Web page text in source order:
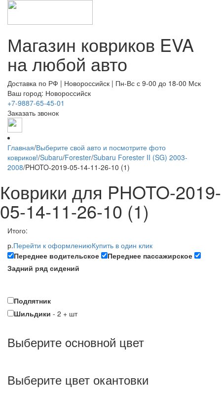
Магазин ковриков EVA ​
на любой авто
Доставка по РФ | Новороссийск | Пн-Вс с 9-00 до 18-00 Мск
Ваш город: Новороссийск
+7-9887-65-45-01
Заказать звонок
Главная/Выберите свой авто и посмотрите фото
ковриков!/Subaru/Forester/Subaru Forester II (SG) 2003-
2008/PHOTO-2019-05-14-11-26-10 (1)
Коврики для PHOTO-2019-
05-14-11-26-10 (1)
Итого:
р.Перейти к оформлениюКупить в один клик
Переднее водительское
Переднее пассажирское
Задний ряд сидений
Подпятник
Шильдики - 2 + шт
Выберите oсновной цвет
Выберите цвет окантовки